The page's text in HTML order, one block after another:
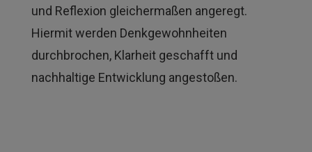
und Reflexion gleichermaßen angeregt.
Hiermit werden Denkgewohnheiten
durchbrochen, Klarheit geschafft und
nachhaltige Entwicklung angestoßen.